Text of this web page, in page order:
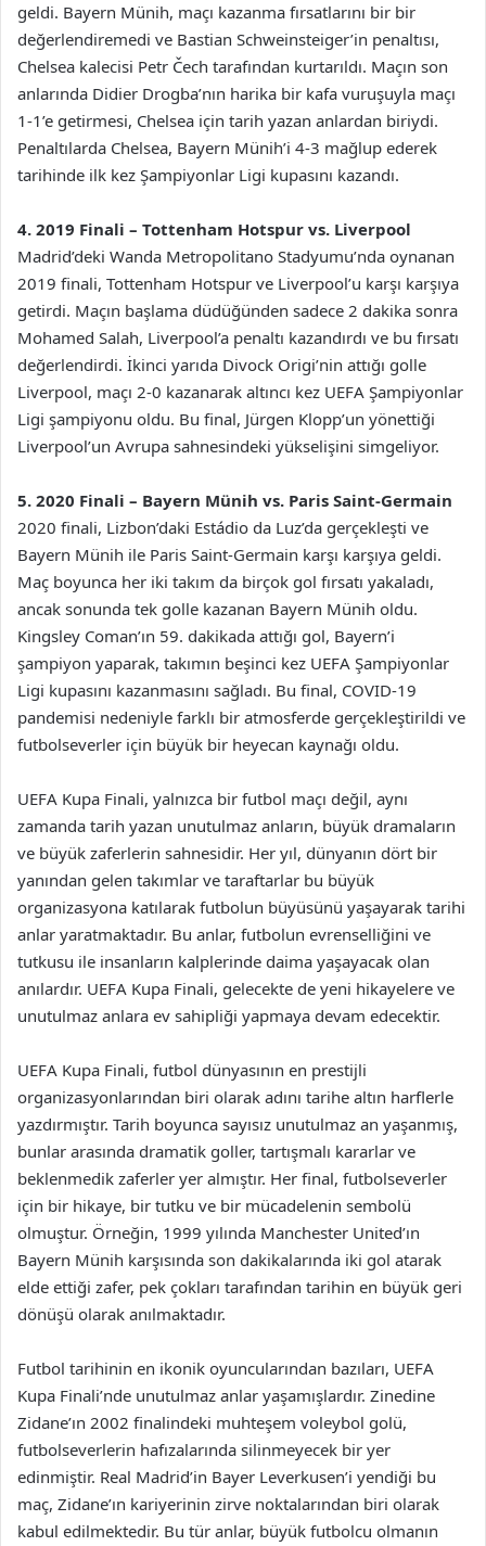
geldi. Bayern Münih, maçı kazanma fırsatlarını bir bir
değerlendiremedi ve Bastian Schweinsteiger’in penaltısı,
Chelsea kalecisi Petr Čech tarafından kurtarıldı. Maçın son
anlarında Didier Drogba’nın harika bir kafa vuruşuyla maçı
1-1’e getirmesi, Chelsea için tarih yazan anlardan biriydi.
Penaltılarda Chelsea, Bayern Münih’i 4-3 mağlup ederek
tarihinde ilk kez Şampiyonlar Ligi kupasını kazandı.
4. 2019 Finali – Tottenham Hotspur vs. Liverpool
Madrid’deki Wanda Metropolitano Stadyumu’nda oynanan
2019 finali, Tottenham Hotspur ve Liverpool’u karşı karşıya
getirdi. Maçın başlama düdüğünden sadece 2 dakika sonra
Mohamed Salah, Liverpool’a penaltı kazandırdı ve bu fırsatı
değerlendirdi. İkinci yarıda Divock Origi’nin attığı golle
Liverpool, maçı 2-0 kazanarak altıncı kez UEFA Şampiyonlar
Ligi şampiyonu oldu. Bu final, Jürgen Klopp’un yönettiği
Liverpool’un Avrupa sahnesindeki yükselişini simgeliyor.
5. 2020 Finali – Bayern Münih vs. Paris Saint-Germain
2020 finali, Lizbon’daki Estádio da Luz’da gerçekleşti ve
Bayern Münih ile Paris Saint-Germain karşı karşıya geldi.
Maç boyunca her iki takım da birçok gol fırsatı yakaladı,
ancak sonunda tek golle kazanan Bayern Münih oldu.
Kingsley Coman’ın 59. dakikada attığı gol, Bayern’i
şampiyon yaparak, takımın beşinci kez UEFA Şampiyonlar
Ligi kupasını kazanmasını sağladı. Bu final, COVID-19
pandemisi nedeniyle farklı bir atmosferde gerçekleştirildi ve
futbolseverler için büyük bir heyecan kaynağı oldu.
UEFA Kupa Finali, yalnızca bir futbol maçı değil, aynı
zamanda tarih yazan unutulmaz anların, büyük dramaların
ve büyük zaferlerin sahnesidir. Her yıl, dünyanın dört bir
yanından gelen takımlar ve taraftarlar bu büyük
organizasyona katılarak futbolun büyüsünü yaşayarak tarihi
anlar yaratmaktadır. Bu anlar, futbolun evrenselliğini ve
tutkusu ile insanların kalplerinde daima yaşayacak olan
anılardır. UEFA Kupa Finali, gelecekte de yeni hikayelere ve
unutulmaz anlara ev sahipliği yapmaya devam edecektir.
UEFA Kupa Finali, futbol dünyasının en prestijli
organizasyonlarından biri olarak adını tarihe altın harflerle
yazdırmıştır. Tarih boyunca sayısız unutulmaz an yaşanmış,
bunlar arasında dramatik goller, tartışmalı kararlar ve
beklenmedik zaferler yer almıştır. Her final, futbolseverler
için bir hikaye, bir tutku ve bir mücadelenin sembolü
olmuştur. Örneğin, 1999 yılında Manchester United’ın
Bayern Münih karşısında son dakikalarında iki gol atarak
elde ettiği zafer, pek çokları tarafından tarihin en büyük geri
dönüşü olarak anılmaktadır.
Futbol tarihinin en ikonik oyuncularından bazıları, UEFA
Kupa Finali’nde unutulmaz anlar yaşamışlardır. Zinedine
Zidane’ın 2002 finalindeki muhteşem voleybol golü,
futbolseverlerin hafızalarında silinmeyecek bir yer
edinmiştir. Real Madrid’in Bayer Leverkusen’i yendiği bu
maç, Zidane’ın kariyerinin zirve noktalarından biri olarak
kabul edilmektedir. Bu tür anlar, büyük futbolcu olmanın